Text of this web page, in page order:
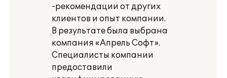
-рекомендации от других
клиентов и опыт компании.
В результате была выбрана
компания «Апрель Софт».
Специалисты компании
предоставили